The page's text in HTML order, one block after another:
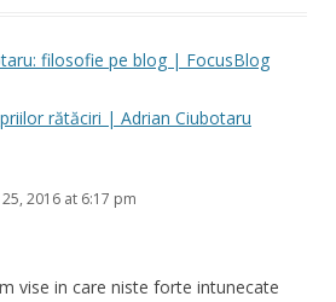
filosofie pe blog | FocusBlog
rătăciri | Adrian Ciubotaru
2016 at 6:17 pm
vise in care niste forte intunecate